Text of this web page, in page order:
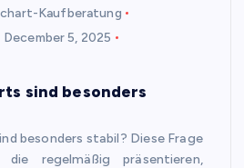
Kaufberatung
December 5, 2025
sind besonders
besonders stabil? Diese Frage
regelmäßig präsentieren,